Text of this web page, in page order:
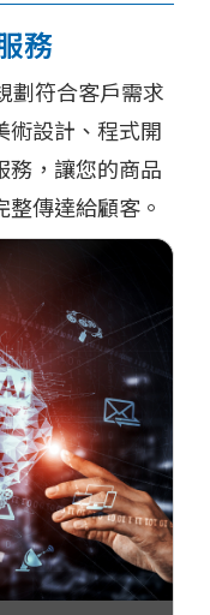
務
劃符合客戶需求
術設計、程式開
務，讓您的商品
傳達給顧客。